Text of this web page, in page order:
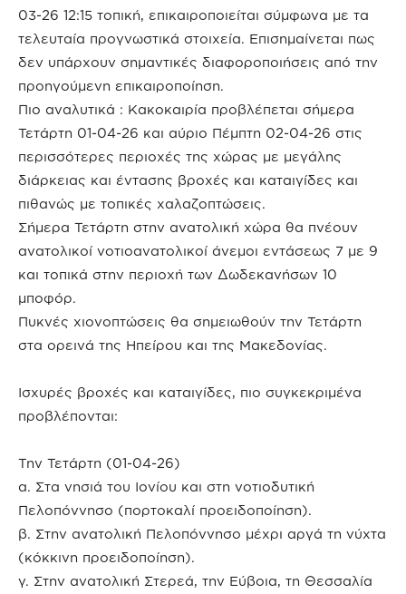
03-26 12:15 τοπική, επικαιροποιείται σύμφωνα με τα
τελευταία προγνωστικά στοιχεία. Επισημαίνεται πως
δεν υπάρχουν σημαντικές διαφοροποιήσεις από την
προηγούμενη επικαιροποίηση.
Πιο αναλυτικά : Κακοκαιρία προβλέπεται σήμερα
Τετάρτη 01-04-26 και αύριο Πέμπτη 02-04-26 στις
περισσότερες περιοχές της χώρας με μεγάλης
διάρκειας και έντασης βροχές και καταιγίδες και
πιθανώς με τοπικές χαλαζοπτώσεις.
Σήμερα Τετάρτη στην ανατολική χώρα θα πνέουν
ανατολικοί νοτιοανατολικοί άνεμοι εντάσεως 7 με 9
και τοπικά στην περιοχή των Δωδεκανήσων 10
μποφόρ.
Πυκνές χιονοπτώσεις θα σημειωθούν την Τετάρτη
στα ορεινά της Ηπείρου και της Μακεδονίας.
Ισχυρές βροχές και καταιγίδες, πιο συγκεκριμένα
προβλέπονται:
Την Τετάρτη (01-04-26)
α. Στα νησιά του Ιονίου και στη νοτιοδυτική
Πελοπόννησο (πορτοκαλί προειδοποίηση).
β. Στην ανατολική Πελοπόννησο μέχρι αργά τη νύχτα
(κόκκινη προειδοποίηση).
γ. Στην ανατολική Στερεά, την Εύβοια, τη Θεσσαλία